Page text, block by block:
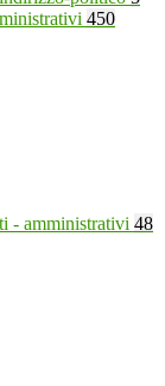
450
- amministrativi 48